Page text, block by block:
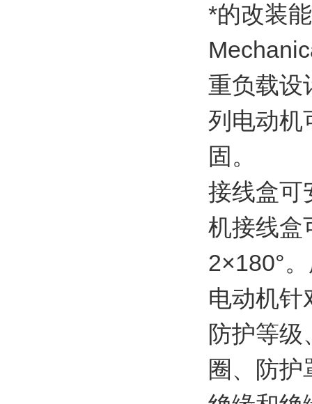
*的改装
重负载设
列电动机
固。
接线盒可
机接线盒
2×180°
电动机针
防护等
圈、防护